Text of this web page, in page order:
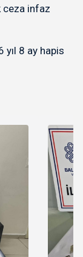
ceza infaz
8 ay hapis